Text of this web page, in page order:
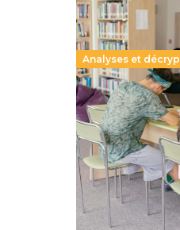
Analyses et
Supérieur
met à mal la
républicaine
11 juillet 2026-
Le projet de loi
l’enseignement
en lumière
système qui